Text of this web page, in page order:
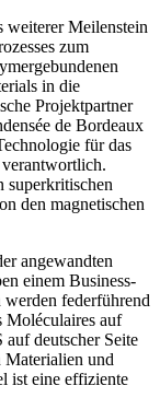
weiterer Meilenstein
zum
in die
Projektpartner
de Bordeaux
für das
superkritischen
den magnetischen
angewandten
einem Business-
federführend
Moléculaires auf
deutscher Seite
Materialien und
ist eine effiziente